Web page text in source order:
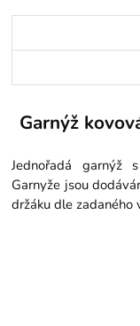
Garnýž
Jednořadá garnýž
Garnyže jsou
držáku dle zadaného